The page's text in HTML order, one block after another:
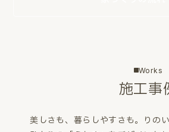
Works
施工事
美しさも、暮らしやすさも。
りの